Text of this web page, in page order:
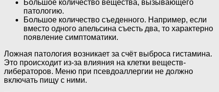
Большое количество вещества, вызывающего
патологию.
Большое количество съеденного. Например, если
вместо одного апельсина съесть два, то характерно
появление симптоматики.
Ложная патология возникает за счёт выброса гистамина.
Это происходит из-за влияния на клетки веществ-
либераторов. Меню при псевдоаллергии не должно
включать пищу с ними.